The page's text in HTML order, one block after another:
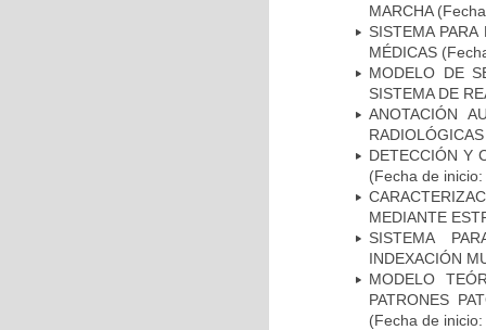
MARCHA
SISTEMA
MÉDICAS
MODELO DE
SISTEMA DE
ANOTACIÓN
DETECCIÓN Y
(Fecha de
MEDIANTE
SISTEMA
INDEXACIÓN
MODELO
PATRONES
(Fecha de